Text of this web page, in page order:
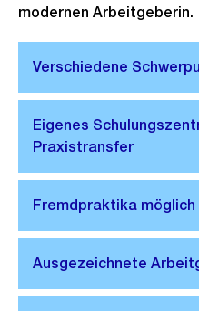
modernen Arbeitgeberin.